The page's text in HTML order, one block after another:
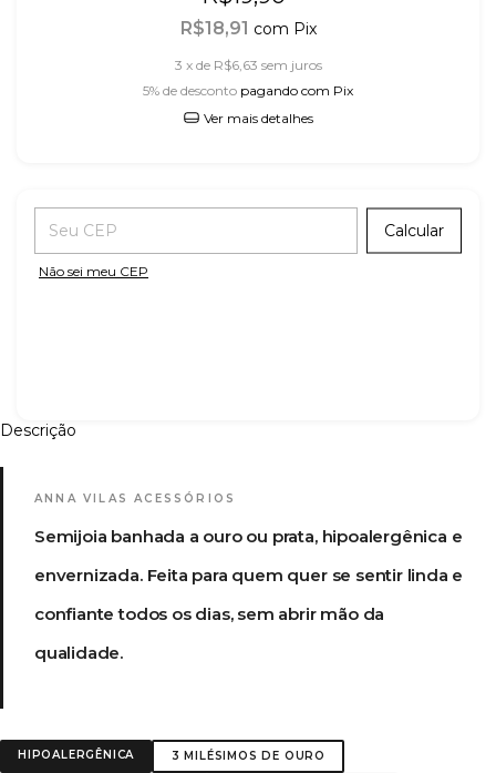
R$18,91 com Pix
3 x de R$6,63 sem juros
5% de desconto pagando com Pix
Ver mais detalhes
Entregas para o CEP:
Calcular
Não sei meu CEP
Descrição
ANNA VILAS ACESSÓRIOS
Semijoia banhada a ouro ou prata, hipoalergênica e
envernizada. Feita para quem quer se sentir linda e
confiante todos os dias, sem abrir mão da
qualidade.
HIPOALERGÊNICA 3 MILÉSIMOS DE OURO